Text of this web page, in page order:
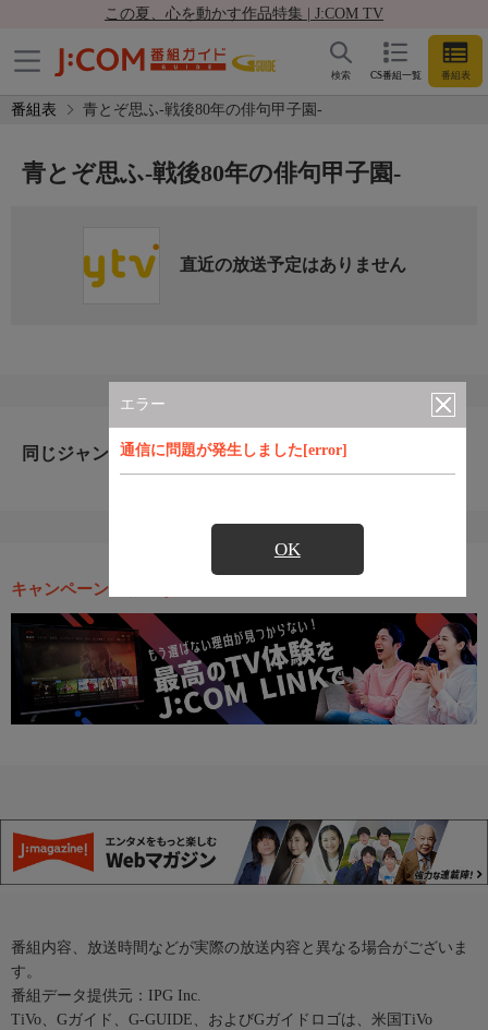
この夏、心を動かす作品特集 | J:COM TV
CS番組一覧 番組表
検索
番組表 青とぞ思ふ-戦後80年の俳句甲子園-
エラー
通信に問題が発生しました[error]
OK
青とぞ思ふ-戦後80年の俳句甲子園-
直近の放送予定はありません
同じジャンルのおすすめ番組
キャンペーン・お得な情報
番組内容、放送時間などが実際の放送内容と異なる場合がございま
す。
番組データ提供元：IPG Inc.
TiVo、Gガイド、G-GUIDE、およびGガイドロゴは、米国TiVo